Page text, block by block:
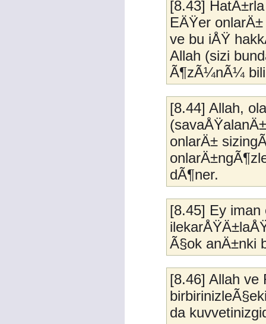
[8.43]
EÄŸer
ve bu iÅŸ
Allah (sizi
Ã¶zÃ¼nÃ¼
[8.44] Allah,
onlarÄ±
dÃ¶ner.
[8.45] Ey iman
Ã§ok anÄ±nki
[8.46] Allah ve
da